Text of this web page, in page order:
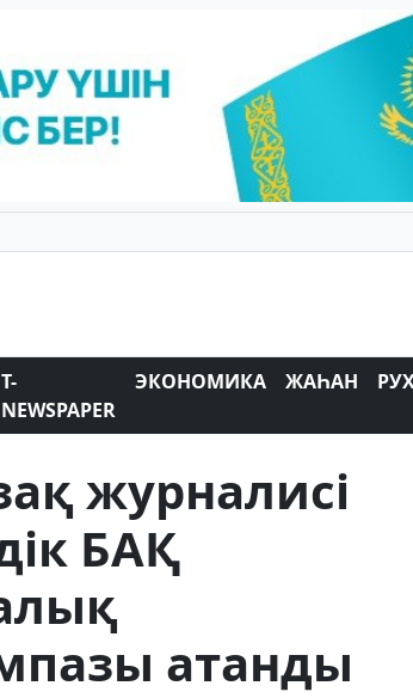
T-
NEWSPAPER
ЭКОНОМИКА ЖАҺАН
журналисі
БАҚ
атанды